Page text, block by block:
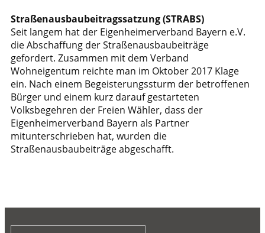
Straßenausbaubeitragssatzung (STRABS)
Seit langem hat der Eigenheimerverband Bayern e.V.
die Abschaffung der Straßenausbaubeiträge
gefordert. Zusammen mit dem Verband
Wohneigentum reichte man im Oktober 2017 Klage
ein. Nach einem Begeisterungssturm der betroffenen
Bürger und einem kurz darauf gestarteten
Volksbegehren der Freien Wähler, dass der
Eigenheimerverband Bayern als Partner
mitunterschrieben hat, wurden die
Straßenausbaubeiträge abgeschafft.